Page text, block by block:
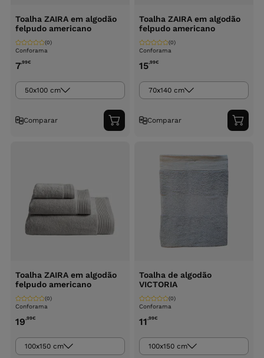
Toalha ZAIRA em algodão
felpudo americano
Conforama
(0)
7,99€
50x100 cm
Comparar
Adicionar
ao
Toalha ZAIRA em algodão
felpudo americano
Conforama
(0)
15,99€
70x140 cm
Comparar
ao
Toalha ZAIRA em algodão
felpudo americano
Conforama
(0)
19,99€
100x150 cm
Toalha de algodão
VICTORIA
Conforama
(0)
11,99€
100x150 cm